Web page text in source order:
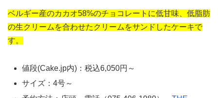
ベルギー産のカカオ58%のチョコレートに低甘味、低脂肪
の生クリームを合わせたクリームをサンドしたケーキで
す。
値段(Cake.jp内)：税込6,050円～
サイズ：4号～